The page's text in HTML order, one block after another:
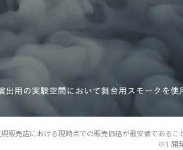
販売店における現時点での販売価格が最安値であるこ
※1 開